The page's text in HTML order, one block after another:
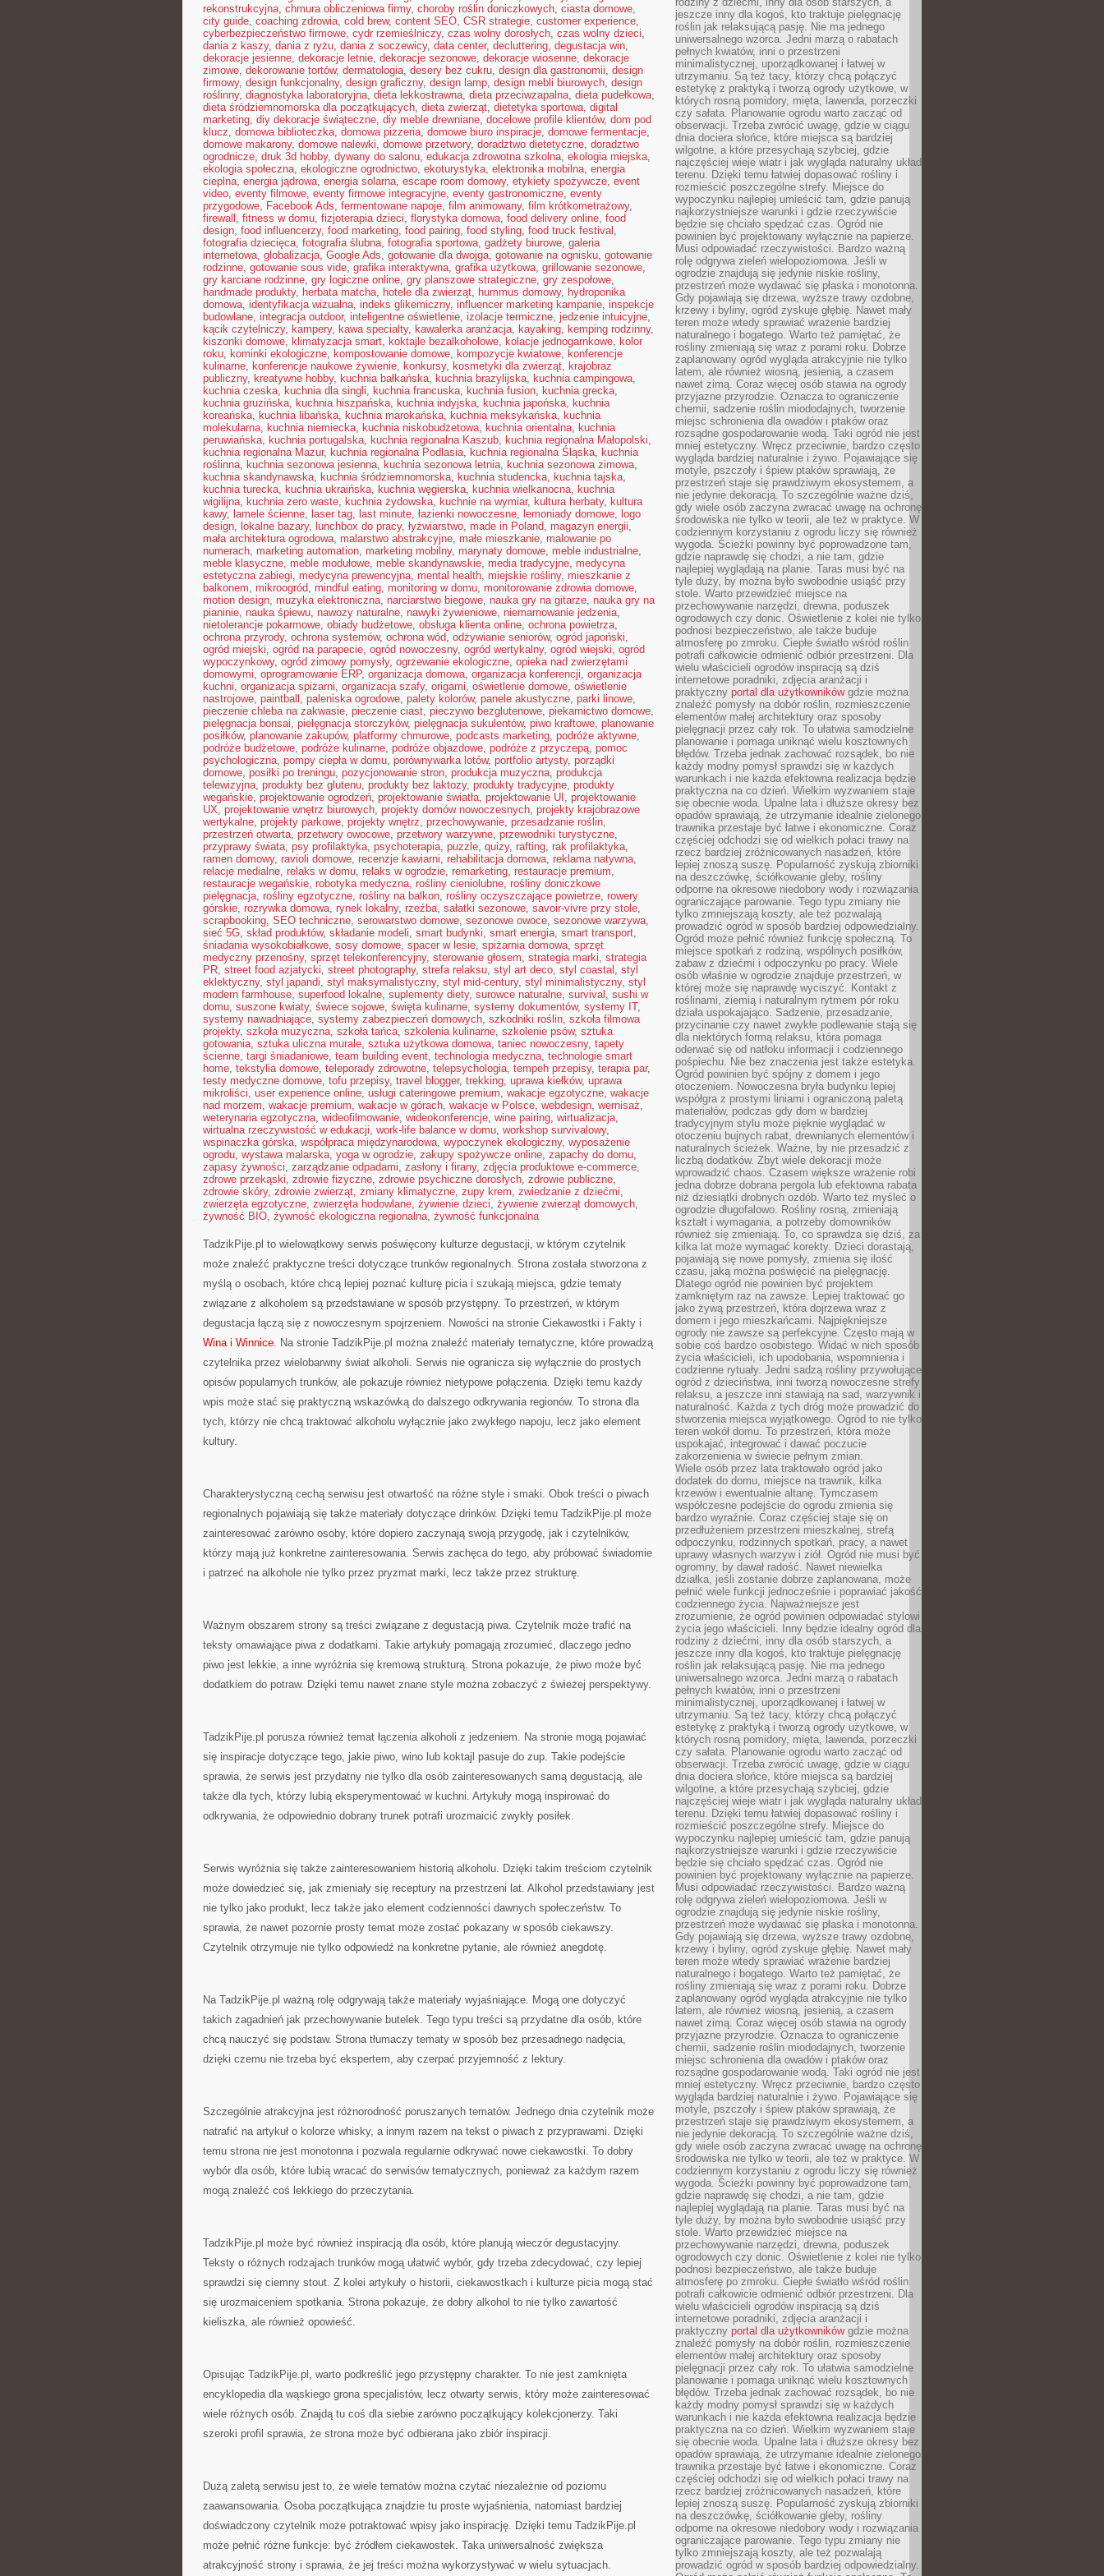
rekonstrukcyjna, chmura obliczeniowa firmy, choroby roślin doniczkowych, ciasta domowe,
city guide, coaching zdrowia, cold brew, content SEO, CSR strategie, customer experience,
cyberbezpieczeństwo firmowe, cydr rzemieślniczy, czas wolny dorosłych, czas wolny dzieci,
dania z kaszy, dania z ryżu, dania z soczewicy, data center, decluttering, degustacja win,
dekoracje jesienne, dekoracje letnie, dekoracje sezonowe, dekoracje wiosenne, dekoracje
zimowe, dekorowanie tortów, dermatologia, desery bez cukru, design dla gastronomii, design
firmowy, design funkcjonalny, design graficzny, design lamp, design mebli biurowych, design
roślinny, diagnostyka laboratoryjna, dieta lekkostrawna, dieta przeciwzapalna, dieta pudełkowa,
dieta śródziemnomorska dla początkujących, dieta zwierząt, dietetyka sportowa, digital
marketing, diy dekoracje świąteczne, diy meble drewniane, docelowe profile klientów, dom pod
klucz, domowa biblioteczka, domowa pizzeria, domowe biuro inspiracje, domowe fermentacje,
domowe makarony, domowe nalewki, domowe przetwory, doradztwo dietetyczne, doradztwo
ogrodnicze, druk 3d hobby, dywany do salonu, edukacja zdrowotna szkolna, ekologia miejska,
ekologia społeczna, ekologiczne ogrodnictwo, ekoturystyka, elektronika mobilna, energia
cieplna, energia jądrowa, energia solarna, escape room domowy, etykiety spożywcze, event
video, eventy filmowe, eventy firmowe integracyjne, eventy gastronomiczne, eventy
przygodowe, Facebook Ads, fermentowane napoje, film animowany, film krótkometrażowy,
firewall , fitness w domu, fizjoterapia dzieci, florystyka domowa, food delivery online, food
design, food influencerzy, food marketing, food pairing, food styling, food truck festival ,
fotografia dziecięca, fotografia ślubna, fotografia sportowa, gadżety biurowe, galeria
internetowa, globalizacja, Google Ads, gotowanie dla dwojga, gotowanie na ognisku, gotowanie
rodzinne, gotowanie sous vide, grafika interaktywna, grafika użytkowa, grillowanie sezonowe,
gry karciane rodzinne, gry logiczne online, gry planszowe strategiczne, gry zespołowe,
handmade produkty, herbata matcha, hotele dla zwierząt, hummus domowy, hydroponika
domowa, identyfikacja wizualna, indeks glikemiczny, influencer marketing kampanie, inspekcje
budowlane, integracja outdoor, inteligentne oświetlenie, izolacje termiczne, jedzenie intuicyjne,
kącik czytelniczy, kampery, kawa specialty, kawalerka aranżacja, kayaking, kemping rodzinny,
kiszonki domowe, klimatyzacja smart, koktajle bezalkoholowe, kolacje jednogarnkowe, kolor
roku, kominki ekologiczne, kompostowanie domowe, kompozycje kwiatowe, konferencje
kulinarne, konferencje naukowe żywienie, konkursy, kosmetyki dla zwierząt, krajobraz
publiczny, kreatywne hobby, kuchnia bałkańska, kuchnia brazylijska, kuchnia campingowa,
kuchnia czeska, kuchnia dla singli, kuchnia francuska, kuchnia fusion, kuchnia grecka,
kuchnia gruzińska, kuchnia hiszpańska, kuchnia indyjska, kuchnia japońska, kuchnia
koreańska, kuchnia libańska, kuchnia marokańska, kuchnia meksykańska, kuchnia
molekularna, kuchnia niemiecka, kuchnia niskobudżetowa, kuchnia orientalna, kuchnia
peruwiańska, kuchnia portugalska, kuchnia regionalna Kaszub, kuchnia regionalna Małopolski,
kuchnia regionalna Mazur, kuchnia regionalna Podlasia, kuchnia regionalna Śląska, kuchnia
roślinna, kuchnia sezonowa jesienna, kuchnia sezonowa letnia, kuchnia sezonowa zimowa,
kuchnia skandynawska, kuchnia śródziemnomorska, kuchnia studencka, kuchnia tajska,
kuchnia turecka, kuchnia ukraińska, kuchnia węgierska, kuchnia wielkanocna, kuchnia
wigilijna, kuchnia zero waste, kuchnia żydowska, kuchnie na wymiar, kultura herbaty, kultura
kawy, lamele ścienne, laser tag, last minute, łazienki nowoczesne, lemoniady domowe, logo
design, lokalne bazary, lunchbox do pracy, łyżwiarstwo, made in Poland, magazyn energii,
mała architektura ogrodowa, malarstwo abstrakcyjne, małe mieszkanie, malowanie po
numerach, marketing automation, marketing mobilny, marynaty domowe, meble industrialne,
meble klasyczne, meble modułowe, meble skandynawskie, media tradycyjne, medycyna
estetyczna zabiegi, medycyna prewencyjna, mental health, miejskie rośliny, mieszkanie z
balkonem, mikroogród, mindful eating, monitoring w domu, monitorowanie zdrowia domowe,
motion design, muzyka elektroniczna, narciarstwo biegowe, nauka gry na gitarze, nauka gry na
pianinie, nauka śpiewu, nawozy naturalne, nawyki żywieniowe, niemarnowanie jedzenia,
nietolerancje pokarmowe, obiady budżetowe, obsługa klienta online, ochrona powietrza,
ochrona przyrody, ochrona systemów, ochrona wód, odżywianie seniorów, ogród japoński,
ogród miejski, ogród na parapecie, ogród nowoczesny, ogród wertykalny, ogród wiejski, ogród
wypoczynkowy, ogród zimowy pomysły, ogrzewanie ekologiczne, opieka nad zwierzętami
domowymi, oprogramowanie ERP, organizacja domowa, organizacja konferencji, organizacja
kuchni, organizacja spiżarni, organizacja szafy, origami, oświetlenie domowe, oświetlenie
nastrojowe, paintball , paleniska ogrodowe, palety kolorów, panele akustyczne, parki linowe,
pieczenie chleba na zakwasie, pieczenie ciast, pieczywo bezglutenowe, piekarnictwo domowe,
pielęgnacja bonsai, pielęgnacja storczyków, pielęgnacja sukulentów, piwo kraftowe, planowanie
posiłków, planowanie zakupów, platformy chmurowe, podcasts marketing, podróże aktywne,
podróże budżetowe, podróże kulinarne, podróże objazdowe, podróże z przyczepą, pomoc
psychologiczna, pompy ciepła w domu, porównywarka lotów, portfolio artysty, porządki
domowe, posiłki po treningu, pozycjonowanie stron, produkcja muzyczna, produkcja
telewizyjna, produkty bez glutenu, produkty bez laktozy, produkty tradycyjne, produkty
wegańskie, projektowanie ogrodzeń, projektowanie światła, projektowanie UI , projektowanie
UX, projektowanie wnętrz biurowych, projekty domów nowoczesnych, projekty krajobrazowe
wertykalne, projekty parkowe, projekty wnętrz, przechowywanie, przesadzanie roślin,
przestrzeń otwarta, przetwory owocowe, przetwory warzywne, przewodniki turystyczne,
przyprawy świata, psy profilaktyka, psychoterapia, puzzle, quizy, rafting, rak profilaktyka,
ramen domowy, ravioli domowe, recenzje kawiarni, rehabilitacja domowa, reklama natywna,
relacje medialne, relaks w domu, relaks w ogrodzie, remarketing, restauracje premium,
restauracje wegańskie, robotyka medyczna, rośliny cieniolubne, rośliny doniczkowe
pielęgnacja, rośliny egzotyczne, rośliny na balkon, rośliny oczyszczające powietrze, rowery
górskie, rozrywka domowa, rynek lokalny, rzeźba, sałatki sezonowe, savoir-vivre przy stole,
scrapbooking, SEO techniczne, serowarstwo domowe, sezonowe owoce, sezonowe warzywa,
sieć 5G, skład produktów, składanie modeli, smart budynki, smart energia, smart transport,
śniadania wysokobiałkowe, sosy domowe, spacer w lesie, spiżarnia domowa, sprzęt
medyczny przenośny, sprzęt telekonferencyjny, sterowanie głosem, strategia marki, strategia
PR, street food azjatycki, street photography, strefa relaksu, styl art deco, styl coastal , styl
eklektyczny, styl japandi, styl maksymalistyczny, styl mid-century, styl minimalistyczny, styl
modern farmhouse, superfood lokalne, suplementy diety, surowce naturalne, survival , sushi w
domu, suszone kwiaty, świece sojowe, święta kulinarne, systemy dokumentów, systemy IT,
systemy nawadniające, systemy zabezpieczeń domowych, szkodniki roślin, szkoła filmowa
projekty, szkoła muzyczna, szkoła tańca, szkolenia kulinarne, szkolenie psów, sztuka
gotowania, sztuka uliczna murale, sztuka użytkowa domowa, taniec nowoczesny, tapety
ścienne, targi śniadaniowe, team building event, technologia medyczna, technologie smart
home, tekstylia domowe, teleporady zdrowotne, telepsychologia, tempeh przepisy, terapia par,
testy medyczne domowe, tofu przepisy, travel blogger, trekking, uprawa kiełków, uprawa
mikroliści, user experience online, usługi cateringowe premium, wakacje egzotyczne, wakacje
nad morzem, wakacje premium, wakacje w górach, wakacje w Polsce, webdesign, wernisaż,
weterynaria egzotyczna, wideofilmowanie, wideokonferencje, wine pairing, wirtualizacja,
wirtualna rzeczywistość w edukacji, work-life balance w domu, workshop survivalowy,
wspinaczka górska, współpraca międzynarodowa, wypoczynek ekologiczny, wyposażenie
ogrodu, wystawa malarska, yoga w ogrodzie, zakupy spożywcze online, zapachy do domu,
zapasy żywności, zarządzanie odpadami, zasłony i firany, zdjęcia produktowe e-commerce,
zdrowe przekąski, zdrowie fizyczne, zdrowie psychiczne dorosłych, zdrowie publiczne,
zdrowie skóry, zdrowie zwierząt, zmiany klimatyczne, zupy krem, zwiedzanie z dziećmi,
zwierzęta egzotyczne, zwierzęta hodowlane, żywienie dzieci, żywienie zwierząt domowych,
żywność BIO, żywność ekologiczna regionalna, żywność funkcjonalna
TadzikPije.pl to wielowątkowy serwis poświęcony kulturze degustacji, w którym czytelnik
może znaleźć praktyczne treści dotyczące trunków regionalnych. Strona została stworzona z
myślą o osobach, które chcą lepiej poznać kulturę picia i szukają miejsca, gdzie tematy
związane z alkoholem są przedstawiane w sposób przystępny. To przestrzeń, w którym
degustacja łączą się z nowoczesnym spojrzeniem. Nowości na stronie Ciekawostki i Fakty i
Wina i Winnice. Na stronie TadzikPije.pl można znaleźć materiały tematyczne, które prowadzą
czytelnika przez wielobarwny świat alkoholi. Serwis nie ogranicza się wyłącznie do prostych
opisów popularnych trunków, ale pokazuje również nietypowe połączenia. Dzięki temu każdy
wpis może stać się praktyczną wskazówką do dalszego odkrywania regionów. To strona dla
tych, którzy nie chcą traktować alkoholu wyłącznie jako zwykłego napoju, lecz jako element
kultury.
Charakterystyczną cechą serwisu jest otwartość na różne style i smaki. Obok treści o piwach
regionalnych pojawiają się także materiały dotyczące drinków. Dzięki temu TadzikPije.pl może
zainteresować zarówno osoby, które dopiero zaczynają swoją przygodę, jak i czytelników,
którzy mają już konkretne zainteresowania. Serwis zachęca do tego, aby próbować świadomie
i patrzeć na alkohole nie tylko przez pryzmat marki, lecz także przez strukturę.
Ważnym obszarem strony są treści związane z degustacją piwa. Czytelnik może trafić na
teksty omawiające piwa z dodatkami. Takie artykuły pomagają zrozumieć, dlaczego jedno
piwo jest lekkie, a inne wyróżnia się kremową strukturą. Strona pokazuje, że piwo może być
dodatkiem do potraw. Dzięki temu nawet znane style można zobaczyć z świeżej perspektywy.
TadzikPije.pl porusza również temat łączenia alkoholi z jedzeniem. Na stronie mogą pojawiać
się inspiracje dotyczące tego, jakie piwo, wino lub koktajl pasuje do zup. Takie podejście
sprawia, że serwis jest przydatny nie tylko dla osób zainteresowanych samą degustacją, ale
także dla tych, którzy lubią eksperymentować w kuchni. Artykuły mogą inspirować do
odkrywania, że odpowiednio dobrany trunek potrafi urozmaicić zwykły posiłek.
Serwis wyróżnia się także zainteresowaniem historią alkoholu. Dzięki takim treściom czytelnik
może dowiedzieć się, jak zmieniały się receptury na przestrzeni lat. Alkohol przedstawiany jest
nie tylko jako produkt, lecz także jako element codzienności dawnych społeczeństw. To
sprawia, że nawet pozornie prosty temat może zostać pokazany w sposób ciekawszy.
Czytelnik otrzymuje nie tylko odpowiedź na konkretne pytanie, ale również anegdotę.
Na TadzikPije.pl ważną rolę odgrywają także materiały wyjaśniające. Mogą one dotyczyć
takich zagadnień jak przechowywanie butelek. Tego typu treści są przydatne dla osób, które
chcą nauczyć się podstaw. Strona tłumaczy tematy w sposób bez przesadnego nadęcia,
dzięki czemu nie trzeba być ekspertem, aby czerpać przyjemność z lektury.
Szczególnie atrakcyjna jest różnorodność poruszanych tematów. Jednego dnia czytelnik może
natrafić na artykuł o kolorze whisky, a innym razem na tekst o piwach z przyprawami. Dzięki
temu strona nie jest monotonna i pozwala regularnie odkrywać nowe ciekawostki. To dobry
wybór dla osób, które lubią wracać do serwisów tematycznych, ponieważ za każdym razem
mogą znaleźć coś lekkiego do przeczytania.
TadzikPije.pl może być również inspiracją dla osób, które planują wieczór degustacyjny.
Teksty o różnych rodzajach trunków mogą ułatwić wybór, gdy trzeba zdecydować, czy lepiej
sprawdzi się ciemny stout. Z kolei artykuły o historii, ciekawostkach i kulturze picia mogą stać
się urozmaiceniem spotkania. Strona pokazuje, że dobry alkohol to nie tylko zawartość
kieliszka, ale również opowieść.
Opisując TadzikPije.pl, warto podkreślić jego przystępny charakter. To nie jest zamknięta
encyklopedia dla wąskiego grona specjalistów, lecz otwarty serwis, który może zainteresować
wiele różnych osób. Znajdą tu coś dla siebie zarówno początkujący kolekcjonerzy. Taki
szeroki profil sprawia, że strona może być odbierana jako zbiór inspiracji.
Dużą zaletą serwisu jest to, że wiele tematów można czytać niezależnie od poziomu
zaawansowania. Osoba początkująca znajdzie tu proste wyjaśnienia, natomiast bardziej
doświadczony czytelnik może potraktować wpisy jako inspirację. Dzięki temu TadzikPije.pl
może pełnić różne funkcje: być źródłem ciekawostek. Taka uniwersalność zwiększa
atrakcyjność strony i sprawia, że jej treści można wykorzystywać w wielu sytuacjach.
jeszcze inny dla kogoś, kto traktuje pielęgnację
roślin jak relaksującą pasję. Nie ma jednego
uniwersalnego wzorca. Jedni marzą o rabatach
pełnych kwiatów, inni o przestrzeni
minimalistycznej, uporządkowanej i łatwej w
utrzymaniu. Są też tacy, którzy chcą połączyć
estetykę z praktyką i tworzą ogrody użytkowe, w
których rosną pomidory, mięta, lawenda, porzeczki
czy sałata. Planowanie ogrodu warto zacząć od
obserwacji. Trzeba zwrócić uwagę, gdzie w ciągu
dnia dociera słońce, które miejsca są bardziej
wilgotne, a które przesychają szybciej, gdzie
najczęściej wieje wiatr i jak wygląda naturalny układ
terenu. Dzięki temu łatwiej dopasować rośliny i
rozmieścić poszczególne strefy. Miejsce do
wypoczynku najlepiej umieścić tam, gdzie panują
najkorzystniejsze warunki i gdzie rzeczywiście
będzie się chciało spędzać czas. Ogród nie
powinien być projektowany wyłącznie na papierze.
Musi odpowiadać rzeczywistości. Bardzo ważną
rolę odgrywa zieleń wielopoziomowa. Jeśli w
ogrodzie znajdują się jedynie niskie rośliny,
przestrzeń może wydawać się płaska i monotonna.
Gdy pojawiają się drzewa, wyższe trawy ozdobne,
krzewy i byliny, ogród zyskuje głębię. Nawet mały
teren może wtedy sprawiać wrażenie bardziej
naturalnego i bogatego. Warto też pamiętać, że
rośliny zmieniają się wraz z porami roku. Dobrze
zaplanowany ogród wygląda atrakcyjnie nie tylko
latem, ale również wiosną, jesienią, a czasem
nawet zimą. Coraz więcej osób stawia na ogrody
przyjazne przyrodzie. Oznacza to ograniczenie
chemii, sadzenie roślin miododajnych, tworzenie
miejsc schronienia dla owadów i ptaków oraz
rozsądne gospodarowanie wodą. Taki ogród nie jest
mniej estetyczny. Wręcz przeciwnie, bardzo często
wygląda bardziej naturalnie i żywo. Pojawiające się
motyle, pszczoły i śpiew ptaków sprawiają, że
przestrzeń staje się prawdziwym ekosystemem, a
nie jedynie dekoracją. To szczególnie ważne dziś,
gdy wiele osób zaczyna zwracać uwagę na ochronę
środowiska nie tylko w teorii, ale też w praktyce. W
codziennym korzystaniu z ogrodu liczy się również
wygoda. Ścieżki powinny być poprowadzone tam,
gdzie naprawdę się chodzi, a nie tam, gdzie
najlepiej wyglądają na planie. Taras musi być na
tyle duży, by można było swobodnie usiąść przy
stole. Warto przewidzieć miejsce na
przechowywanie narzędzi, drewna, poduszek
ogrodowych czy donic. Oświetlenie z kolei nie tylko
podnosi bezpieczeństwo, ale także buduje
atmosferę po zmroku. Ciepłe światło wśród roślin
potrafi całkowicie odmienić odbiór przestrzeni. Dla
wielu właścicieli ogrodów inspiracją są dziś
internetowe poradniki, zdjęcia aranżacji i
praktyczny portal dla użytkownikówgdzie można
znaleźć pomysły na dobór roślin, rozmieszczenie
elementów małej architektury oraz sposoby
pielęgnacji przez cały rok. To ułatwia samodzielne
planowanie i pomaga uniknąć wielu kosztownych
błędów. Trzeba jednak zachować rozsądek, bo nie
każdy modny pomysł sprawdzi się w każdych
warunkach i nie każda efektowna realizacja będzie
praktyczna na co dzień. Wielkim wyzwaniem staje
się obecnie woda. Upalne lata i dłuższe okresy bez
opadów sprawiają, że utrzymanie idealnie zielonego
trawnika przestaje być łatwe i ekonomiczne. Coraz
częściej odchodzi się od wielkich połaci trawy na
rzecz bardziej zróżnicowanych nasadzeń, które
lepiej znoszą suszę. Popularność zyskują zbiorniki
na deszczówkę, ściółkowanie gleby, rośliny
odporne na okresowe niedobory wody i rozwiązania
ograniczające parowanie. Tego typu zmiany nie
tylko zmniejszają koszty, ale też pozwalają
prowadzić ogród w sposób bardziej odpowiedzialny.
Ogród może pełnić również funkcję społeczną. To
miejsce spotkań z rodziną, wspólnych posiłków,
zabaw z dziećmi i odpoczynku po pracy. Wiele
osób właśnie w ogrodzie znajduje przestrzeń, w
której może się naprawdę wyciszyć. Kontakt z
roślinami, ziemią i naturalnym rytmem pór roku
działa uspokajająco. Sadzenie, przesadzanie,
przycinanie czy nawet zwykłe podlewanie stają się
dla niektórych formą relaksu, która pomaga
oderwać się od natłoku informacji i codziennego
pośpiechu. Nie bez znaczenia jest także estetyka.
Ogród powinien być spójny z domem i jego
otoczeniem. Nowoczesna bryła budynku lepiej
współgra z prostymi liniami i ograniczoną paletą
materiałów, podczas gdy dom w bardziej
tradycyjnym stylu może pięknie wyglądać w
otoczeniu bujnych rabat, drewnianych elementów i
naturalnych ścieżek. Ważne, by nie przesadzić z
liczbą dodatków. Zbyt wiele dekoracji może
wprowadzić chaos. Czasem większe wrażenie robi
jedna dobrze dobrana pergola lub efektowna rabata
niż dziesiątki drobnych ozdób. Warto też myśleć o
ogrodzie długofalowo. Rośliny rosną, zmieniają
kształt i wymagania, a potrzeby domowników
również się zmieniają. To, co sprawdza się dziś, za
kilka lat może wymagać korekty. Dzieci dorastają,
pojawiają się nowe pomysły, zmienia się ilość
czasu, jaką można poświęcić na pielęgnację.
Dlatego ogród nie powinien być projektem
zamkniętym raz na zawsze. Lepiej traktować go
jako żywą przestrzeń, która dojrzewa wraz z
domem i jego mieszkańcami. Najpiękniejsze
ogrody nie zawsze są perfekcyjne. Często mają w
sobie coś bardzo osobistego. Widać w nich sposób
życia właścicieli, ich upodobania, wspomnienia i
codzienne rytuały. Jedni sadzą rośliny przywołujące
ogród z dzieciństwa, inni tworzą nowoczesne strefy
relaksu, a jeszcze inni stawiają na sad, warzywnik i
naturalność. Każda z tych dróg może prowadzić do
stworzenia miejsca wyjątkowego. Ogród to nie tylko
teren wokół domu. To przestrzeń, która może
uspokajać, integrować i dawać poczucie
zakorzenienia w świecie pełnym zmian.
Wiele osób przez lata traktowało ogród jako
dodatek do domu, miejsce na trawnik, kilka
krzewów i ewentualnie altanę. Tymczasem
współczesne podejście do ogrodu zmienia się
bardzo wyraźnie. Coraz częściej staje się on
przedłużeniem przestrzeni mieszkalnej, strefą
odpoczynku, rodzinnych spotkań, pracy, a nawet
uprawy własnych warzyw i ziół. Ogród nie musi być
ogromny, by dawał radość. Nawet niewielka
działka, jeśli zostanie dobrze zaplanowana, może
pełnić wiele funkcji jednocześnie i poprawiać jakość
codziennego życia. Najważniejsze jest
zrozumienie, że ogród powinien odpowiadać stylowi
życia jego właścicieli. Inny będzie idealny ogród dla
rodziny z dziećmi, inny dla osób starszych, a
jeszcze inny dla kogoś, kto traktuje pielęgnację
roślin jak relaksującą pasję. Nie ma jednego
uniwersalnego wzorca. Jedni marzą o rabatach
pełnych kwiatów, inni o przestrzeni
minimalistycznej, uporządkowanej i łatwej w
utrzymaniu. Są też tacy, którzy chcą połączyć
estetykę z praktyką i tworzą ogrody użytkowe, w
których rosną pomidory, mięta, lawenda, porzeczki
czy sałata. Planowanie ogrodu warto zacząć od
obserwacji. Trzeba zwrócić uwagę, gdzie w ciągu
dnia dociera słońce, które miejsca są bardziej
wilgotne, a które przesychają szybciej, gdzie
najczęściej wieje wiatr i jak wygląda naturalny układ
terenu. Dzięki temu łatwiej dopasować rośliny i
rozmieścić poszczególne strefy. Miejsce do
wypoczynku najlepiej umieścić tam, gdzie panują
najkorzystniejsze warunki i gdzie rzeczywiście
będzie się chciało spędzać czas. Ogród nie
powinien być projektowany wyłącznie na papierze.
Musi odpowiadać rzeczywistości. Bardzo ważną
rolę odgrywa zieleń wielopoziomowa. Jeśli w
ogrodzie znajdują się jedynie niskie rośliny,
przestrzeń może wydawać się płaska i monotonna.
Gdy pojawiają się drzewa, wyższe trawy ozdobne,
krzewy i byliny, ogród zyskuje głębię. Nawet mały
teren może wtedy sprawiać wrażenie bardziej
naturalnego i bogatego. Warto też pamiętać, że
rośliny zmieniają się wraz z porami roku. Dobrze
zaplanowany ogród wygląda atrakcyjnie nie tylko
latem, ale również wiosną, jesienią, a czasem
nawet zimą. Coraz więcej osób stawia na ogrody
przyjazne przyrodzie. Oznacza to ograniczenie
chemii, sadzenie roślin miododajnych, tworzenie
miejsc schronienia dla owadów i ptaków oraz
rozsądne gospodarowanie wodą. Taki ogród nie jest
mniej estetyczny. Wręcz przeciwnie, bardzo często
wygląda bardziej naturalnie i żywo. Pojawiające się
motyle, pszczoły i śpiew ptaków sprawiają, że
przestrzeń staje się prawdziwym ekosystemem, a
nie jedynie dekoracją. To szczególnie ważne dziś,
gdy wiele osób zaczyna zwracać uwagę na ochronę
środowiska nie tylko w teorii, ale też w praktyce. W
codziennym korzystaniu z ogrodu liczy się również
wygoda. Ścieżki powinny być poprowadzone tam,
gdzie naprawdę się chodzi, a nie tam, gdzie
najlepiej wyglądają na planie. Taras musi być na
tyle duży, by można było swobodnie usiąść przy
stole. Warto przewidzieć miejsce na
przechowywanie narzędzi, drewna, poduszek
ogrodowych czy donic. Oświetlenie z kolei nie tylko
podnosi bezpieczeństwo, ale także buduje
atmosferę po zmroku. Ciepłe światło wśród roślin
potrafi całkowicie odmienić odbiór przestrzeni. Dla
wielu właścicieli ogrodów inspiracją są dziś
internetowe poradniki, zdjęcia aranżacji i
praktyczny portal dla użytkownikówgdzie można
znaleźć pomysły na dobór roślin, rozmieszczenie
elementów małej architektury oraz sposoby
pielęgnacji przez cały rok. To ułatwia samodzielne
planowanie i pomaga uniknąć wielu kosztownych
błędów. Trzeba jednak zachować rozsądek, bo nie
każdy modny pomysł sprawdzi się w każdych
warunkach i nie każda efektowna realizacja będzie
praktyczna na co dzień. Wielkim wyzwaniem staje
się obecnie woda. Upalne lata i dłuższe okresy bez
opadów sprawiają, że utrzymanie idealnie zielonego
trawnika przestaje być łatwe i ekonomiczne. Coraz
częściej odchodzi się od wielkich połaci trawy na
rzecz bardziej zróżnicowanych nasadzeń, które
lepiej znoszą suszę. Popularność zyskują zbiorniki
na deszczówkę, ściółkowanie gleby, rośliny
odporne na okresowe niedobory wody i rozwiązania
ograniczające parowanie. Tego typu zmiany nie
tylko zmniejszają koszty, ale też pozwalają
prowadzić ogród w sposób bardziej odpowiedzialny.